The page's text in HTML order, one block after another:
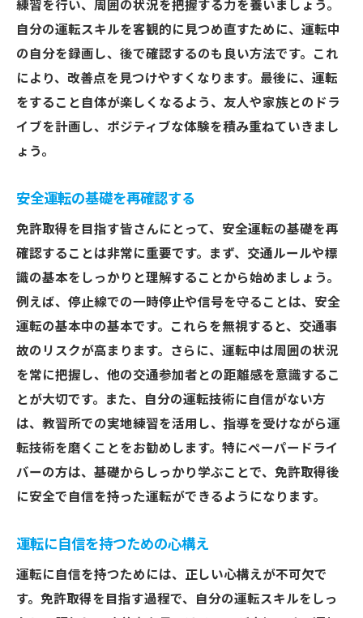
練習を行い、周囲の状況を把握する力を養いましょう。
自分の運転スキルを客観的に見つめ直すために、運転中
の自分を録画し、後で確認するのも良い方法です。これ
により、改善点を見つけやすくなります。最後に、運転
をすること自体が楽しくなるよう、友人や家族とのドラ
イブを計画し、ポジティブな体験を積み重ねていきまし
ょう。
安全運転の基礎を再確認する
免許取得を目指す皆さんにとって、安全運転の基礎を再
確認することは非常に重要です。まず、交通ルールや標
識の基本をしっかりと理解することから始めましょう。
例えば、停止線での一時停止や信号を守ることは、安全
運転の基本中の基本です。これらを無視すると、交通事
故のリスクが高まります。さらに、運転中は周囲の状況
を常に把握し、他の交通参加者との距離感を意識するこ
とが大切です。また、自分の運転技術に自信がない方
は、教習所での実地練習を活用し、指導を受けながら運
転技術を磨くことをお勧めします。特にペーパードライ
バーの方は、基礎からしっかり学ぶことで、免許取得後
に安全で自信を持った運転ができるようになります。
運転に自信を持つための心構え
運転に自信を持つためには、正しい心構えが不可欠で
す。免許取得を目指す過程で、自分の運転スキルをしっ